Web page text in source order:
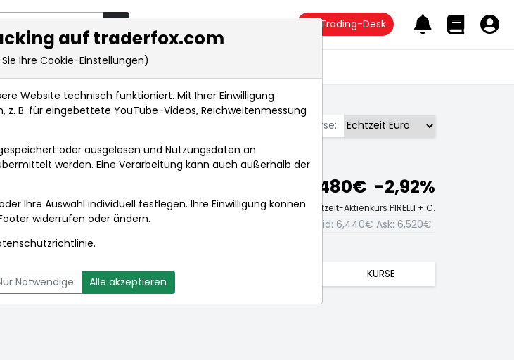
Trading-Desk
Realtimekurse Nachrichten
Börse:
6,480€ -2,92%
Echtzeit-Aktienkurs PIRELLI + C.
Bid: 6,440€ Ask: 6,520€
CHARTTOOL KURSE
auf traderfox.com
Ihre Cookie-Einstellungen)
Website technisch funktioniert. Mit Ihrer Einwilligung
B. für eingebettete YouTube-Videos, Reichweitenmessung
oder ausgelesen und Nutzungsdaten an
werden. Eine Verarbeitung kann auch außerhalb der
Ihre Auswahl individuell festlegen. Ihre Einwilligung können
widerrufen oder ändern.
.
Notwendige Alle akzeptieren